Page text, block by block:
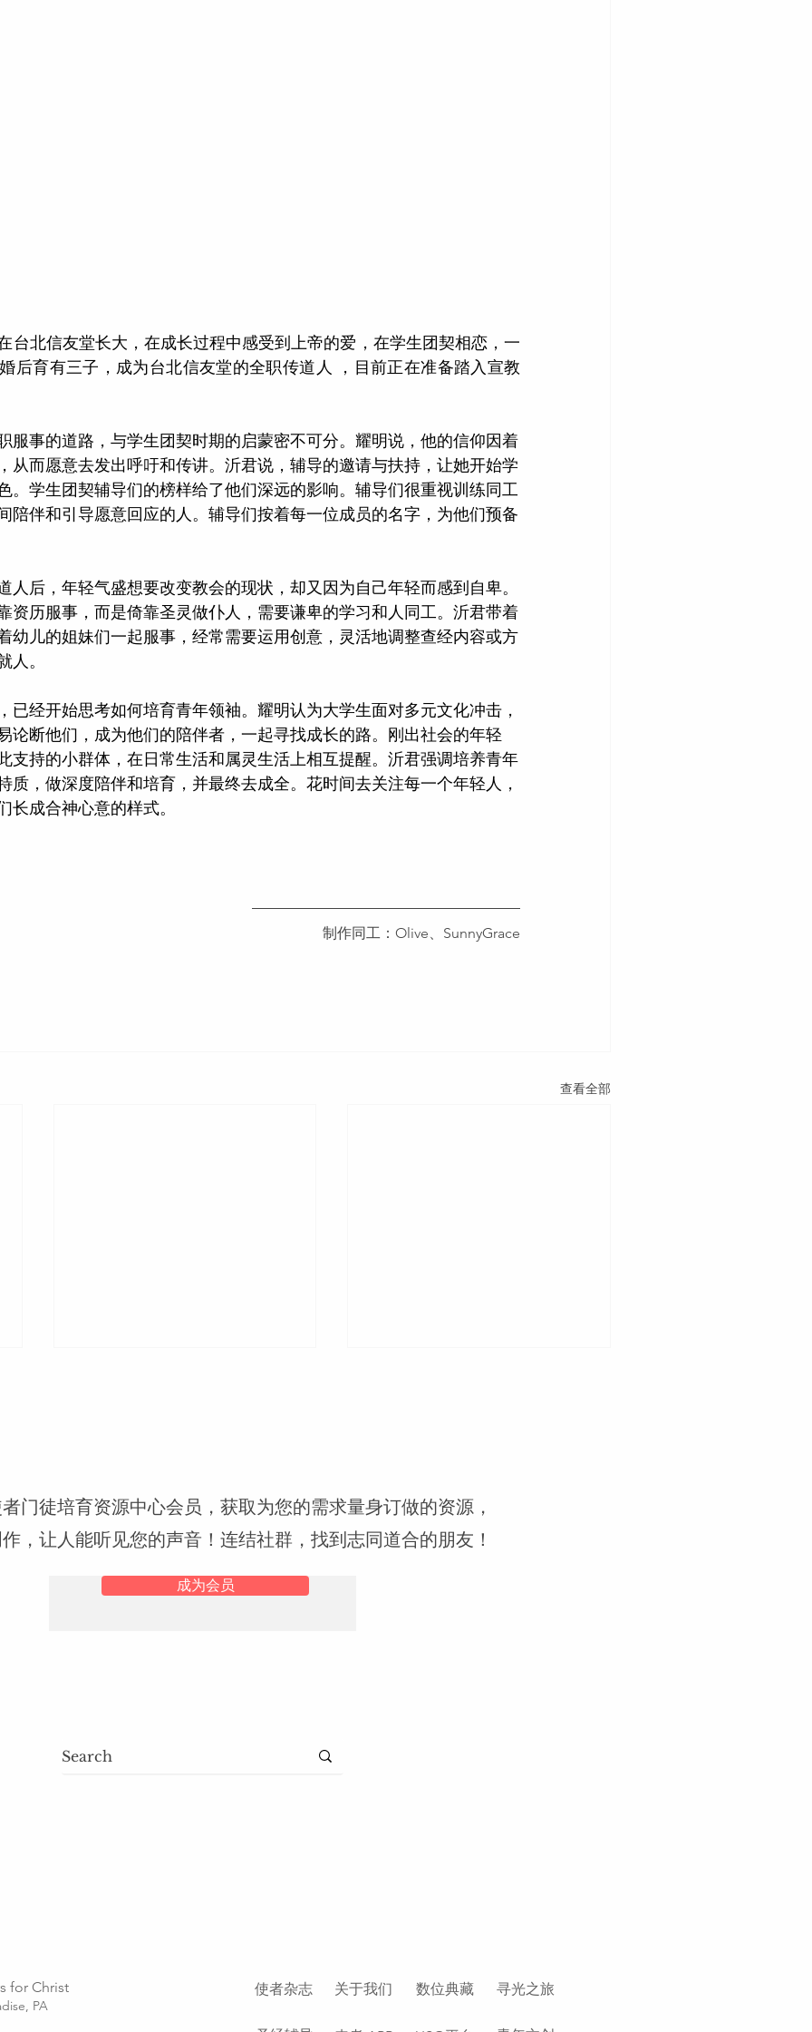
台北信友堂长大，在成长过程中感受到上帝的爱，在学生团契相恋，一
后育有三子，成为台北信友堂的全职传道人 ，目前正在准备踏入宣教
服事的道路，与学生团契时期的启蒙密不可分。耀明说，他的信仰因着
从而愿意去发出呼吁和传讲。沂君说，辅导的邀请与扶持，让她开始学
。学生团契辅导们的榜样给了他们深远的影响。辅导们很重视训练同工
陪伴和引导愿意回应的人。辅导们按着每一位成员的名字，为他们预备
人后，年轻气盛想要改变教会的现状，却又因为自己年轻而感到自卑。
资历服事，而是倚靠圣灵做仆人，需要谦卑的学习和人同工。沂君带着
幼儿的姐妹们一起服事，经常需要运用创意，灵活地调整查经内容或方
人。
已经开始思考如何培育青年领袖。耀明认为大学生面对多元文化冲击，
论断他们，成为他们的陪伴者，一起寻找成长的路。刚出社会的年轻
支持的小群体，在日常生活和属灵生活上相互提醒。沂君强调培养青年
质，做深度陪伴和培育，并最终去成全。花时间去关注每一个年轻人，
长成合神心意的样式。
制作同工：Olive、SunnyGrace
查看全部
门徒培育资源中心会员，获取为您的需求量身订做的资源，
，让人能听见您的声音！连结社群，找到志同道合的朋友！
成为会员
for Christ
PA
使者杂志 关于我们 数位典藏 寻光之旅